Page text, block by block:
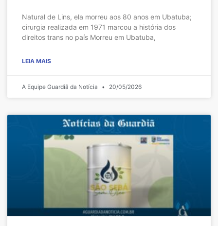
Natural de Lins, ela morreu aos 80 anos em Ubatuba;
cirurgia realizada em 1971 marcou a história dos
direitos trans no país Morreu em Ubatuba,
LEIA MAIS
A Equipe Guardiã da Notícia 20/05/2026